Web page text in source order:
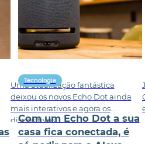
Uma atualização fantástica
deixou os novos Echo Dot ainda
mais interativos e agora os
dispositivos
Tecnologia
Com um Echo Dot a sua
casa fica conectada, é